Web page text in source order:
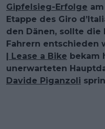
Gipfelsieg-Erfolge
Etappe des Giro
den Dänen, sollte die
Fahrern entschieden
| Lease a Bike bekam
unerwarteten
Davide Piganzoli